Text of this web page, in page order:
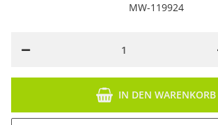
MW-119924
IN DEN WARENKORB